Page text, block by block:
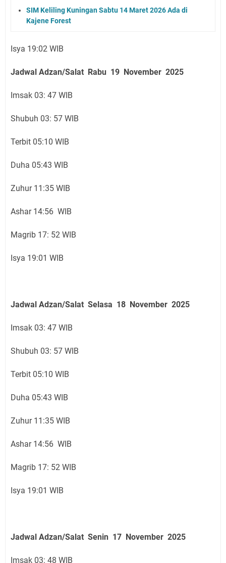
SIM Keliling Kuningan Sabtu 14 Maret 2026 Ada di
Kajene Forest
Isya 19:02 WIB
Jadwal Adzan/Salat Rabu 19 November 2025
Imsak 03: 47 WIB
Shubuh 03: 57 WIB
Terbit 05:10 WIB
Duha 05:43 WIB
Zuhur 11:35 WIB
Ashar 14:56 WIB
Magrib 17: 52 WIB
Isya 19:01 WIB
Jadwal Adzan/Salat Selasa 18 November 2025
Imsak 03: 47 WIB
Shubuh 03: 57 WIB
Terbit 05:10 WIB
Duha 05:43 WIB
Zuhur 11:35 WIB
Ashar 14:56 WIB
Magrib 17: 52 WIB
Isya 19:01 WIB
Jadwal Adzan/Salat Senin 17 November 2025
Imsak 03: 48 WIB